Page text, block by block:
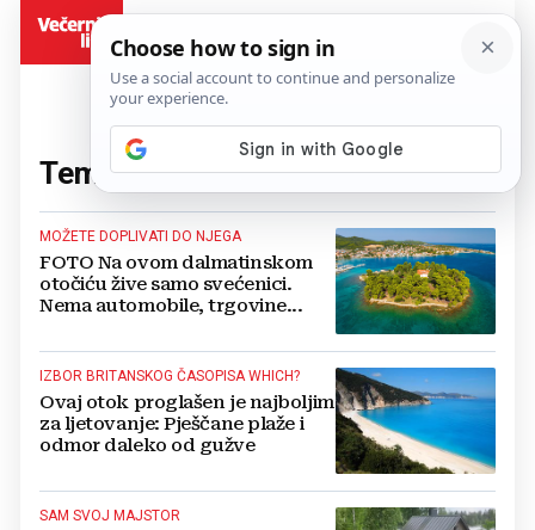
Tema:Otok(50 članaka)
MOŽETE DOPLIVATI DO NJEGA
FOTO Na ovom dalmatinskom
otočiću žive samo svećenici.
Nema automobile, trgovine...
IZBOR BRITANSKOG ČASOPISA WHICH?
Ovaj otok proglašen je najboljim
za ljetovanje: Pješčane plaže i
odmor daleko od gužve
SAM SVOJ MAJSTOR